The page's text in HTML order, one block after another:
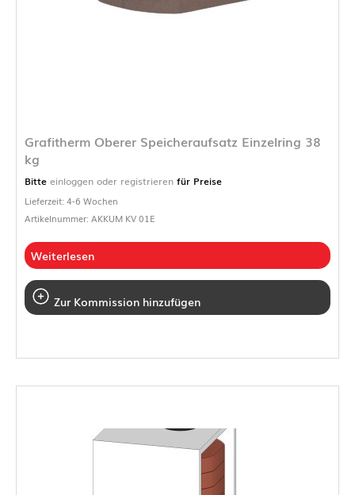
Grafitherm Oberer Speicheraufsatz Einzelring 38
kg
Bitte einloggen oder registrieren für Preise
Lieferzeit: 4-6 Wochen
Artikelnummer: AKKUM KV 01E
Weiterlesen
Zur Kommission hinzufügen